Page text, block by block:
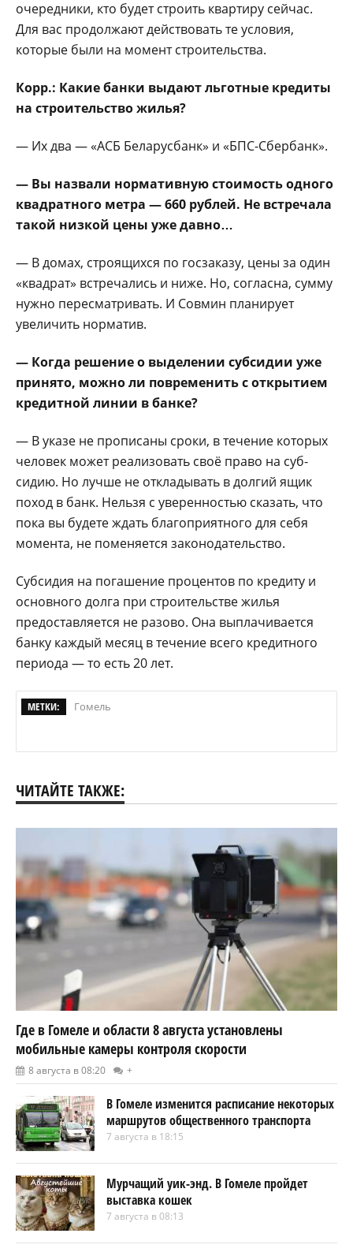
очередники, кто будет строить квартиру сей­час.
Для вас продолжают действовать те условия,
которые были на момент строительства.
Корр.: Какие банки выдают льготные кре­диты
на строительство жилья?
— Их два — «АСБ Беларусбанк» и «БПС-Сбербанк».
— Вы назвали норма­тивную стоимость одно­го
квадратного метра — 660 рублей. Не встре­чала
такой низкой цены уже давно…
— В домах, строящих­ся по госзаказу, цены за один
«квадрат» встреча­лись и ниже. Но, соглас­на, сумму
нужно пере­сматривать. И Совмин планирует
увеличить норматив.
— Когда решение о выделении субсидии уже
принято, можно ли повременить с откры­тием
кредитной линии в банке?
— В указе не прописа­ны сроки, в течение кото­рых
человек может реали­зовать своё право на суб­
сидию. Но лучше не от­кладывать в долгий ящик
поход в банк. Нельзя с уверенностью сказать, что
пока вы будете ждать благоприятного для себя
момента, не поменяется законодательство.
Субсидия на погаше­ние процентов по кре­диту и
основного долга при строительстве жи­лья
предоставляется не разово. Она выпла­чивается
банку каждый месяц в течение всего кредитного
периода — то есть 20 лет.
МЕТКИ: Гомель
ЧИТАЙТЕ ТАКЖЕ:
Где в Гомеле и области 8 августа установлены
мобильные камеры контроля скорости
8 августа в 08:20 +
В Гомеле изменится расписание некоторых
маршрутов общественного транспорта
7 августа в 18:15
Мурчащий уик-энд. В Гомеле пройдет
выставка кошек
7 августа в 08:13